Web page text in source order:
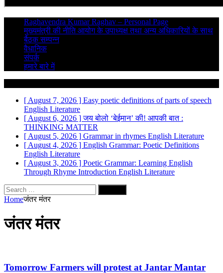
Raghavendra Kumar Raghav – Personal Page
मुख्यमंत्री की नीति आयोग के उपाध्यक्ष तथा अन्य अधिकारियों के साथ
बैठक सम्पन्न
वैधानिक
संपर्क
हमारे बारे में
[ August 7, 2026 ] Easy poetic definitions of parts of speech
English Literature
[ August 6, 2026 ]जय बोलो ‘बेईमान’ की! आपकी बात :
THINKING MATTER
[ August 5, 2026 ] Grammar in rhymes English Literature
[ August 4, 2026 ] English Grammar: Poetic Definitions
English Literature
[ August 3, 2026 ] Poetic Grammar: Learning English
Through Rhyme Introduction English Literature
Search
for:
Homeजंतर मंतर
जंतर मंतर
Tomorrow Farmers will protest at Jantar Mantar